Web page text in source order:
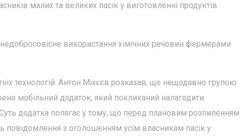
малих та великих пасік у виготовленні продуктів
використання хімічних речовин фермерами
технологій. Антон Міхєєв розказав, що нещодавно групою
мобільний додаток, який покликаний налагодити
додатка полягає у тому, що перед плановим розпиленням
повідомлення з оголошенням усім власникам пасік у